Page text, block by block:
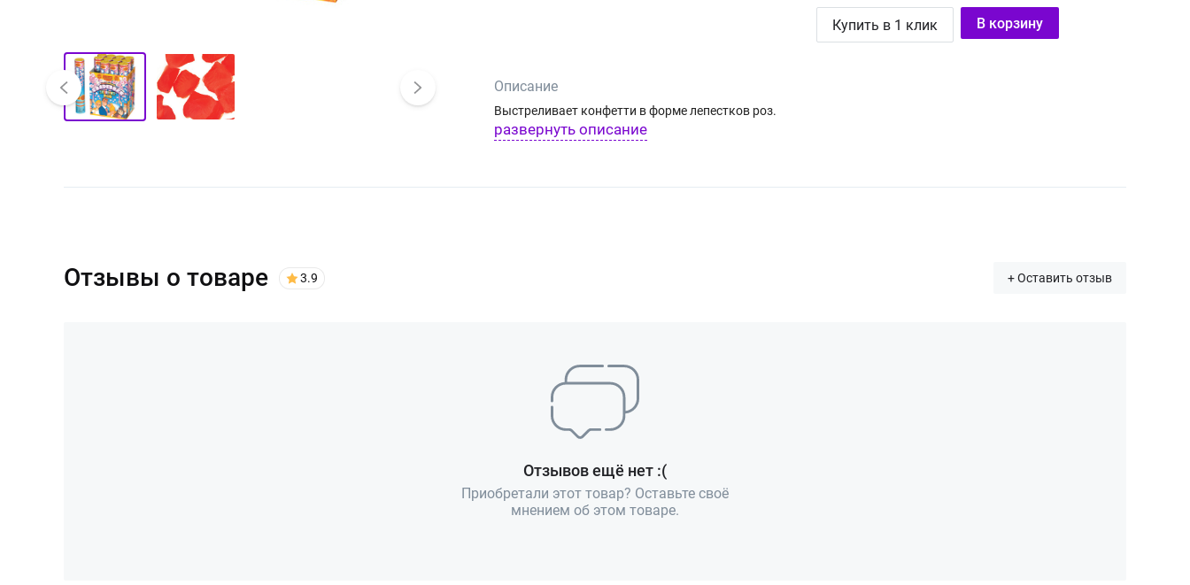
Купить в 1 клик В корзину
Описание
Выстреливает конфетти в форме лепестков роз.
развернуть описание
Отзывы о товаре 3.9 + Оставить отзыв
Отзывов ещё нет :(
Приобретали этот товар? Оставьте своё
мнением об этом товаре.